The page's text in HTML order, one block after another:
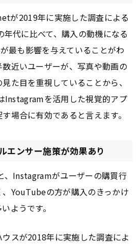
が2019年に実施した調査による
年代に比べて、購入の動機になる
最も影響を与えていることがわ
近いユーザーが、写真や動画の
た目を重視していることから、
Instagramを活用した視覚的アプ
場合に有効であると言えます。
エンサー施策が効果あり
、Instagramがユーザーの購買行
YouTubeの方が購入のきっかけ
ようです。
スが2018年に実施した調査によ